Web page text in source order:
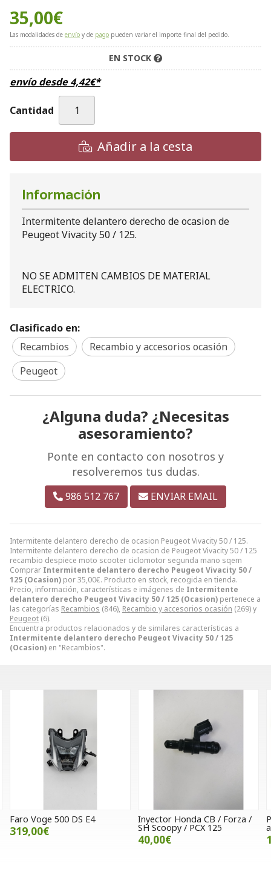
35,00€
Las modalidades de envío y de pago pueden variar el importe final del pedido.
EN STOCK
envío desde4,42€*
Cantidad
Añadir a la cesta
Intermitente delantero derecho de ocasion Peugeot Vivacity 50 / 125.
Intermitente delantero derecho de ocasion de Peugeot Vivacity 50 / 125
recambio despiece moto scooter ciclomotor segunda mano sqem
Comprar Intermitente delantero derecho Peugeot Vivacity 50 /
125 (Ocasion) por35,00€. Producto en stock, recogida en tienda.
Precio, información, características e imágenes de Intermitente
delantero derecho Peugeot Vivacity 50 / 125 (Ocasion) pertenece a
las categorías Recambios (846), Recambio y accesorios ocasión (269) y
Peugeot (6).
Encuentra productos relacionados y de similares características a
Intermitente delantero derecho Peugeot Vivacity 50 / 125
(Ocasion) en "Recambios".
Información
Intermitente delantero derecho de ocasion de
Peugeot Vivacity 50 / 125.
NO SE ADMITEN CAMBIOS DE MATERIAL
ELECTRICO.
Clasificado en:
Recambios
Recambio y accesorios ocasión
Peugeot
¿Alguna duda? ¿Necesitas
asesoramiento?
Ponte en contacto con nosotros y
resolveremos tus dudas.
986 512 767 ENVIAR EMAIL
500 DS E4 Inyector Honda CB / Forza /
SH Scoopy / PCX 125
40,00€
Puños
15,00€